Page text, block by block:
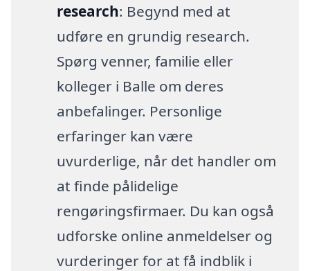
research: Begynd med at
udføre en grundig research.
Spørg venner, familie eller
kolleger i Balle om deres
anbefalinger. Personlige
erfaringer kan være
uvurderlige, når det handler om
at finde pålidelige
rengøringsfirmaer. Du kan også
udforske online anmeldelser og
vurderinger for at få indblik i